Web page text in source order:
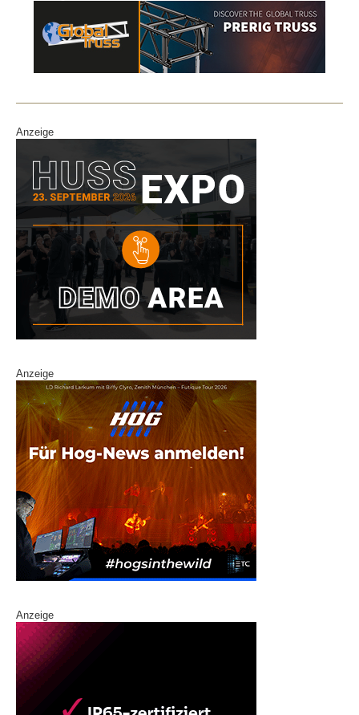
Anzeige
Anzeige
Anzeige